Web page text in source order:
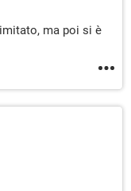
ma poi si è